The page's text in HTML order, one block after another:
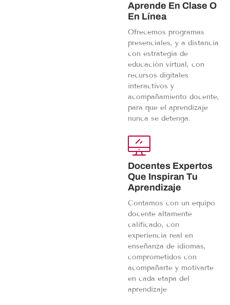
Aprende En Clase O
En Línea
Ofrecemos programas
presenciales, y a distancia
con estrategia de
educación virtual, con
recursos digitales
interactivos y
acompañamiento docente,
para que el aprendizaje
nunca se detenga.
Docentes Expertos
Que Inspiran Tu
Aprendizaje
Contamos con un equipo
docente altamente
calificado, con
experiencia real en
enseñanza de idiomas,
comprometidos con
acompañarte y motivarte
en cada etapa del
aprendizaje